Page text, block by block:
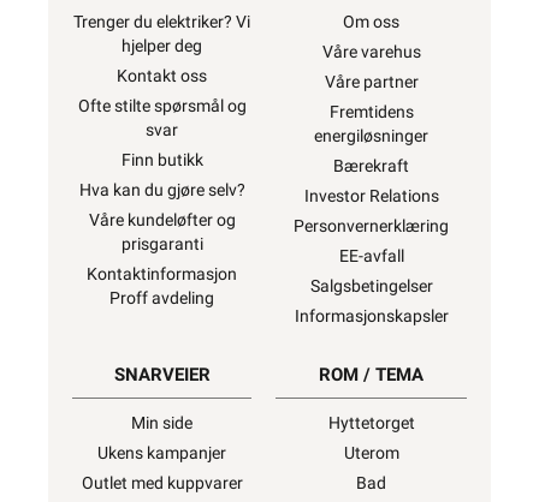
Trenger du elektriker? Vi
hjelper deg
Kontakt oss
Ofte stilte spørsmål og
svar
Finn butikk
Hva kan du gjøre selv?
Våre kundeløfter og
prisgaranti
Kontaktinformasjon
Proff avdeling
Om oss
Våre varehus
Våre partner
Fremtidens
energiløsninger
Bærekraft
Investor Relations
Personvernerklæring
EE-avfall
Salgsbetingelser
Informasjonskapsler
SNARVEIER
Min side
Ukens kampanjer
Outlet med kuppvarer
ROM / TEMA
Hyttetorget
Uterom
Bad